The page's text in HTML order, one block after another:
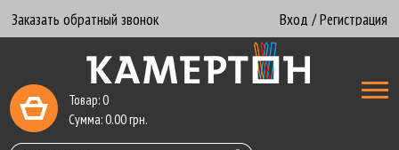
Заказать обратный звонок Вход / Регистрация
Товар:0
Сумма:0.00грн.